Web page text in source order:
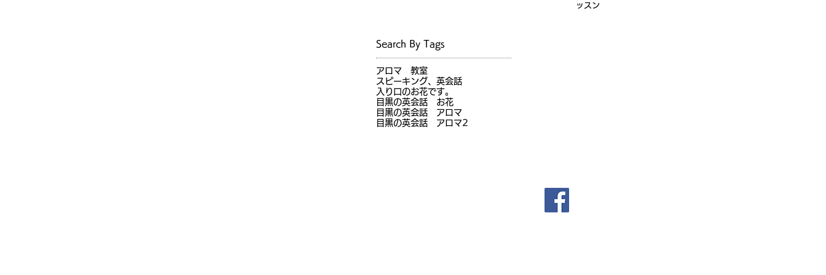
Search By Tags
アロマ 教室
スピーキング、英会話
入り口のお花です。
目黒の英会話 お花
目黒の英会話 アロマ
目黒の英会話 アロマ2
ッスン